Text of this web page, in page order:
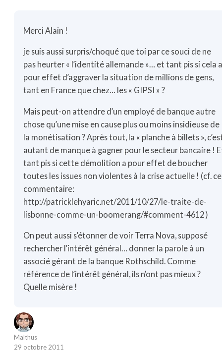
Merci Alain !
je suis aussi surpris/choqué que toi par ce souci de ne
pas heurter « l’identité allemande »… et tant pis si cela
pour effet d’aggraver la situation de millions de gens,
tant en France que chez… les « GIPSI » ?
Mais peut-on attendre d’un employé de banque autre
chose qu’une mise en cause plus ou moins insidieuse de
la monétisation ? Après tout, la « planche à billets »,
autant de manque à gagner pour le secteur bancaire !
tant pis si cette démolition a pour effet de boucher
toutes les issues non violentes à la crise actuelle ! (cf. ce
commentaire:
http://patricklehyaric.net/2011/10/27/le-traite-de-
lisbonne-comme-un-boomerang/#comment-4612)
On peut aussi s’étonner de voir Terra Nova, supposé
rechercher l’intérêt général… donner la parole à un
associé gérant de la banque Rothschild. Comme
référence de l’intérêt général, ils n’ont pas mieux ?
Quelle misère !
Malthus
29 octobre 2011